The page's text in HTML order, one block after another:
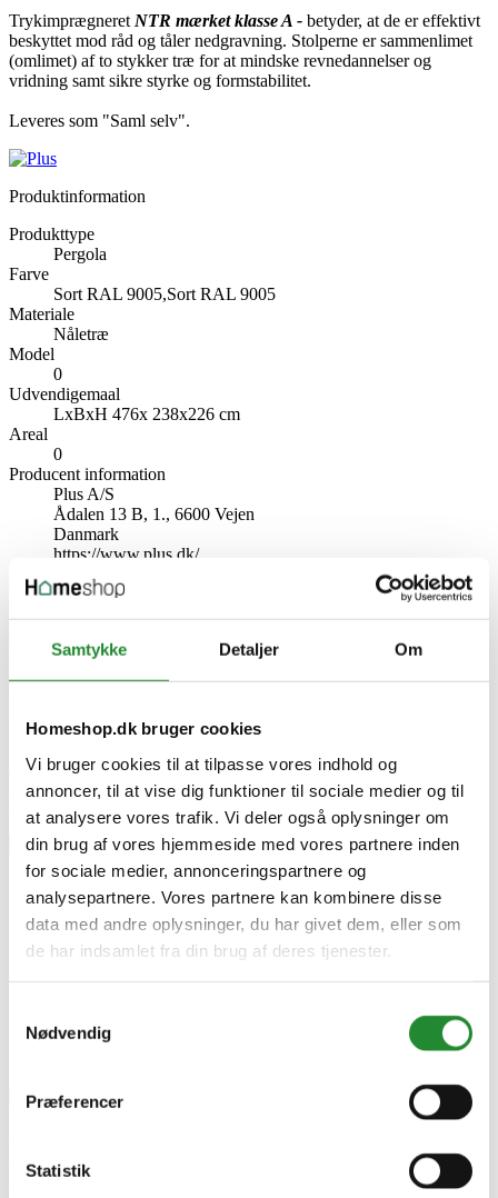
Samtykke Detaljer Om
Homeshop.dk bruger cookies
Vi bruger cookies til at tilpasse vores indhold og
annoncer, til at vise dig funktioner til sociale medier og til
at analysere vores trafik. Vi deler også oplysninger om
din brug af vores hjemmeside med vores partnere inden
for sociale medier, annonceringspartnere og
analysepartnere. Vores partnere kan kombinere disse
data med andre oplysninger, du har givet dem, eller som
de har indsamlet fra din brug af deres tjenester.
Nødvendig
Præferencer
Statistik
Trykimprægneret NTR mærket klasse A - betyder, at de er effektivt
beskyttet mod råd og tåler nedgravning. Stolperne er sammenlimet
(omlimet) af to stykker træ for at mindske revnedannelser og
vridning samt sikre styrke og formstabilitet.
Leveres som "Saml selv".
Produktinformation
Produkttype
Pergola
Farve
Sort RAL 9005,Sort RAL 9005
Materiale
Nåletræ
Model
0
Udvendigemaal
LxBxH 476x 238x226 cm
Areal
0
Producent information
Plus A/S
Ådalen 13 B, 1., 6600 Vejen
Danmark
https://www.plus.dk/
Specifikke referencer
179094-15
5703393742889
Skriv produktanmeldelse
Ingen kundeanmeldelser for øjeblikket
×
Plus Dobbelt pergola 2 moduler - 476x238x226 -
179094-15